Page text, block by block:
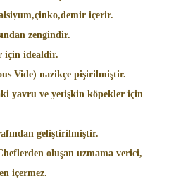
içerir.
zengindir.
için idealdir.
Vide) nazikçe pişirilmiştir.
yavru ve yetişkin köpekler için
geliştirilmiştir.
oluşan uzmama verici,
içermez.